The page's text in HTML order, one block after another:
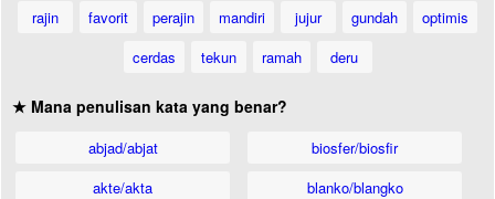
rajin
favorit perajin mandiri jujur gundah
optimis
cerdas
tekun ramah deru
★ Mana penulisan kata yang benar?
abjad/abjat
akte/akta
biosfer/biosfir
blanko/blangko